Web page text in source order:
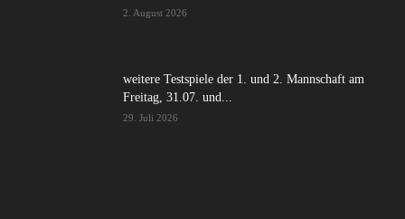
2. August 2026
weitere Testspiele der 1. und 2. Mannschaft am
Freitag, 31.07. und...
29. Juli 2026